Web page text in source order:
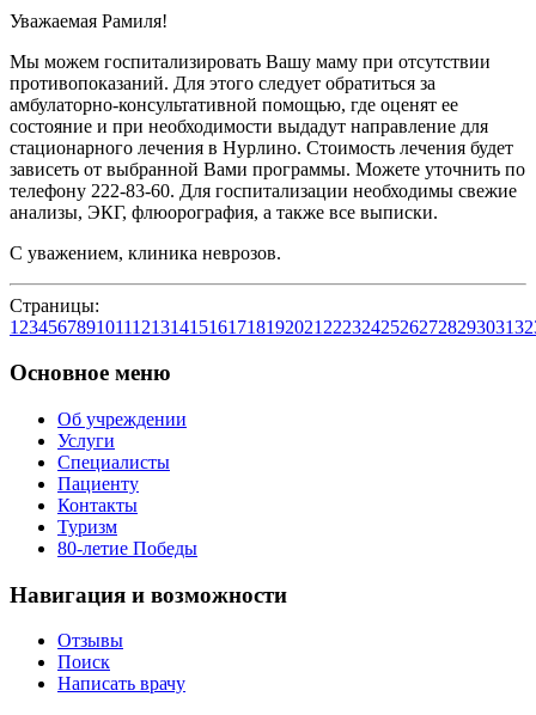
Уважаемая Рамиля!
Мы можем госпитализировать Вашу маму при отсутствии
противопоказаний. Для этого следует обратиться за
амбулаторно-консультативной помощью, где оценят ее
состояние и при необходимости выдадут направление для
стационарного лечения в Нурлино. Стоимость лечения будет
зависеть от выбранной Вами программы. Можете уточнить по
телефону 222-83-60. Для госпитализации необходимы свежие
анализы, ЭКГ, флюорография, а также все выписки.
С уважением, клиника неврозов.
Страницы:
1 23456789101112131415161718192021 2223242526272829303132
Основное меню
Об учреждении
Услуги
Специалисты
Пациенту
Контакты
Туризм
80-летие Победы
Навигация и возможности
Отзывы
Поиск
Написать врачу